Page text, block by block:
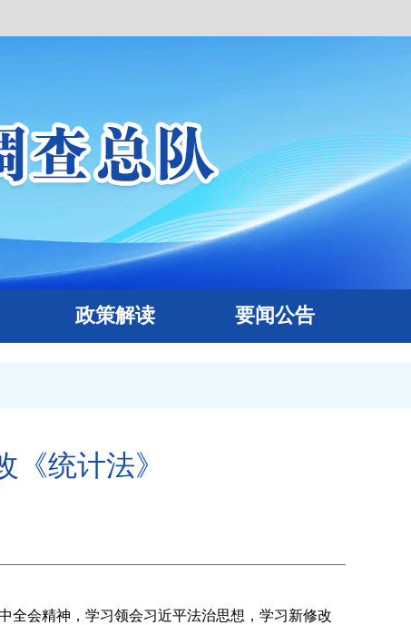
政策解读 要闻公告
统计法》
全会精神，学习领会习近平法治思想，学习新修改